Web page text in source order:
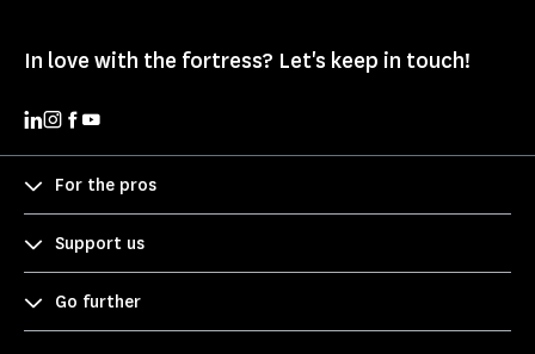
In love with the fortress? Let's keep in touch!
For the pros
Support us
Go further